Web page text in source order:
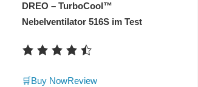
DREO – TurboCool™
Nebelventilator 516S im Test
🛒Buy NowReview